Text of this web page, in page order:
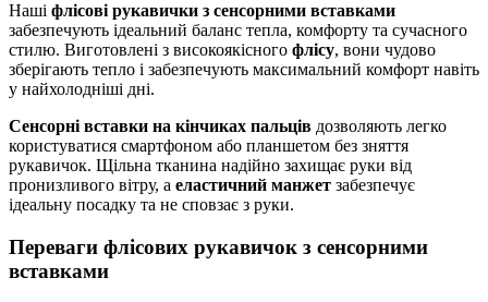
Наші флісові рукавички з сенсорними вставками
забезпечують ідеальний баланс тепла, комфорту та сучасного
стилю. Виготовлені з високоякісного флісу, вони чудово
зберігають тепло і забезпечують максимальний комфорт навіть
у найхолодніші дні.
Сенсорні вставки на кінчиках пальців дозволяють легко
користуватися смартфоном або планшетом без зняття
рукавичок. Щільна тканина надійно захищає руки від
пронизливого вітру, а еластичний манжет забезпечує
ідеальну посадку та не сповзає з руки.
Переваги флісових рукавичок з сенсорними
вставками